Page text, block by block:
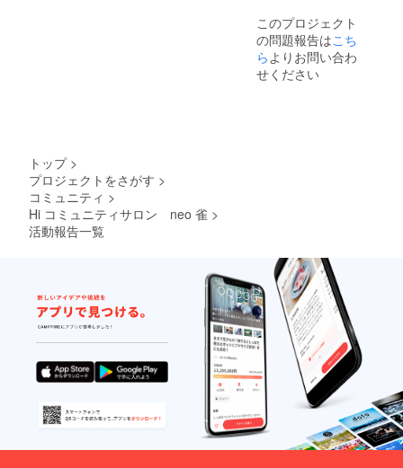
このプロジェクト
の問題報告はこち
らよりお問い合わ
せください
トップ >
プロジェクトをさがす >
コミュニティ >
Hi コミュニティサロン neo 雀 >
活動報告一覧